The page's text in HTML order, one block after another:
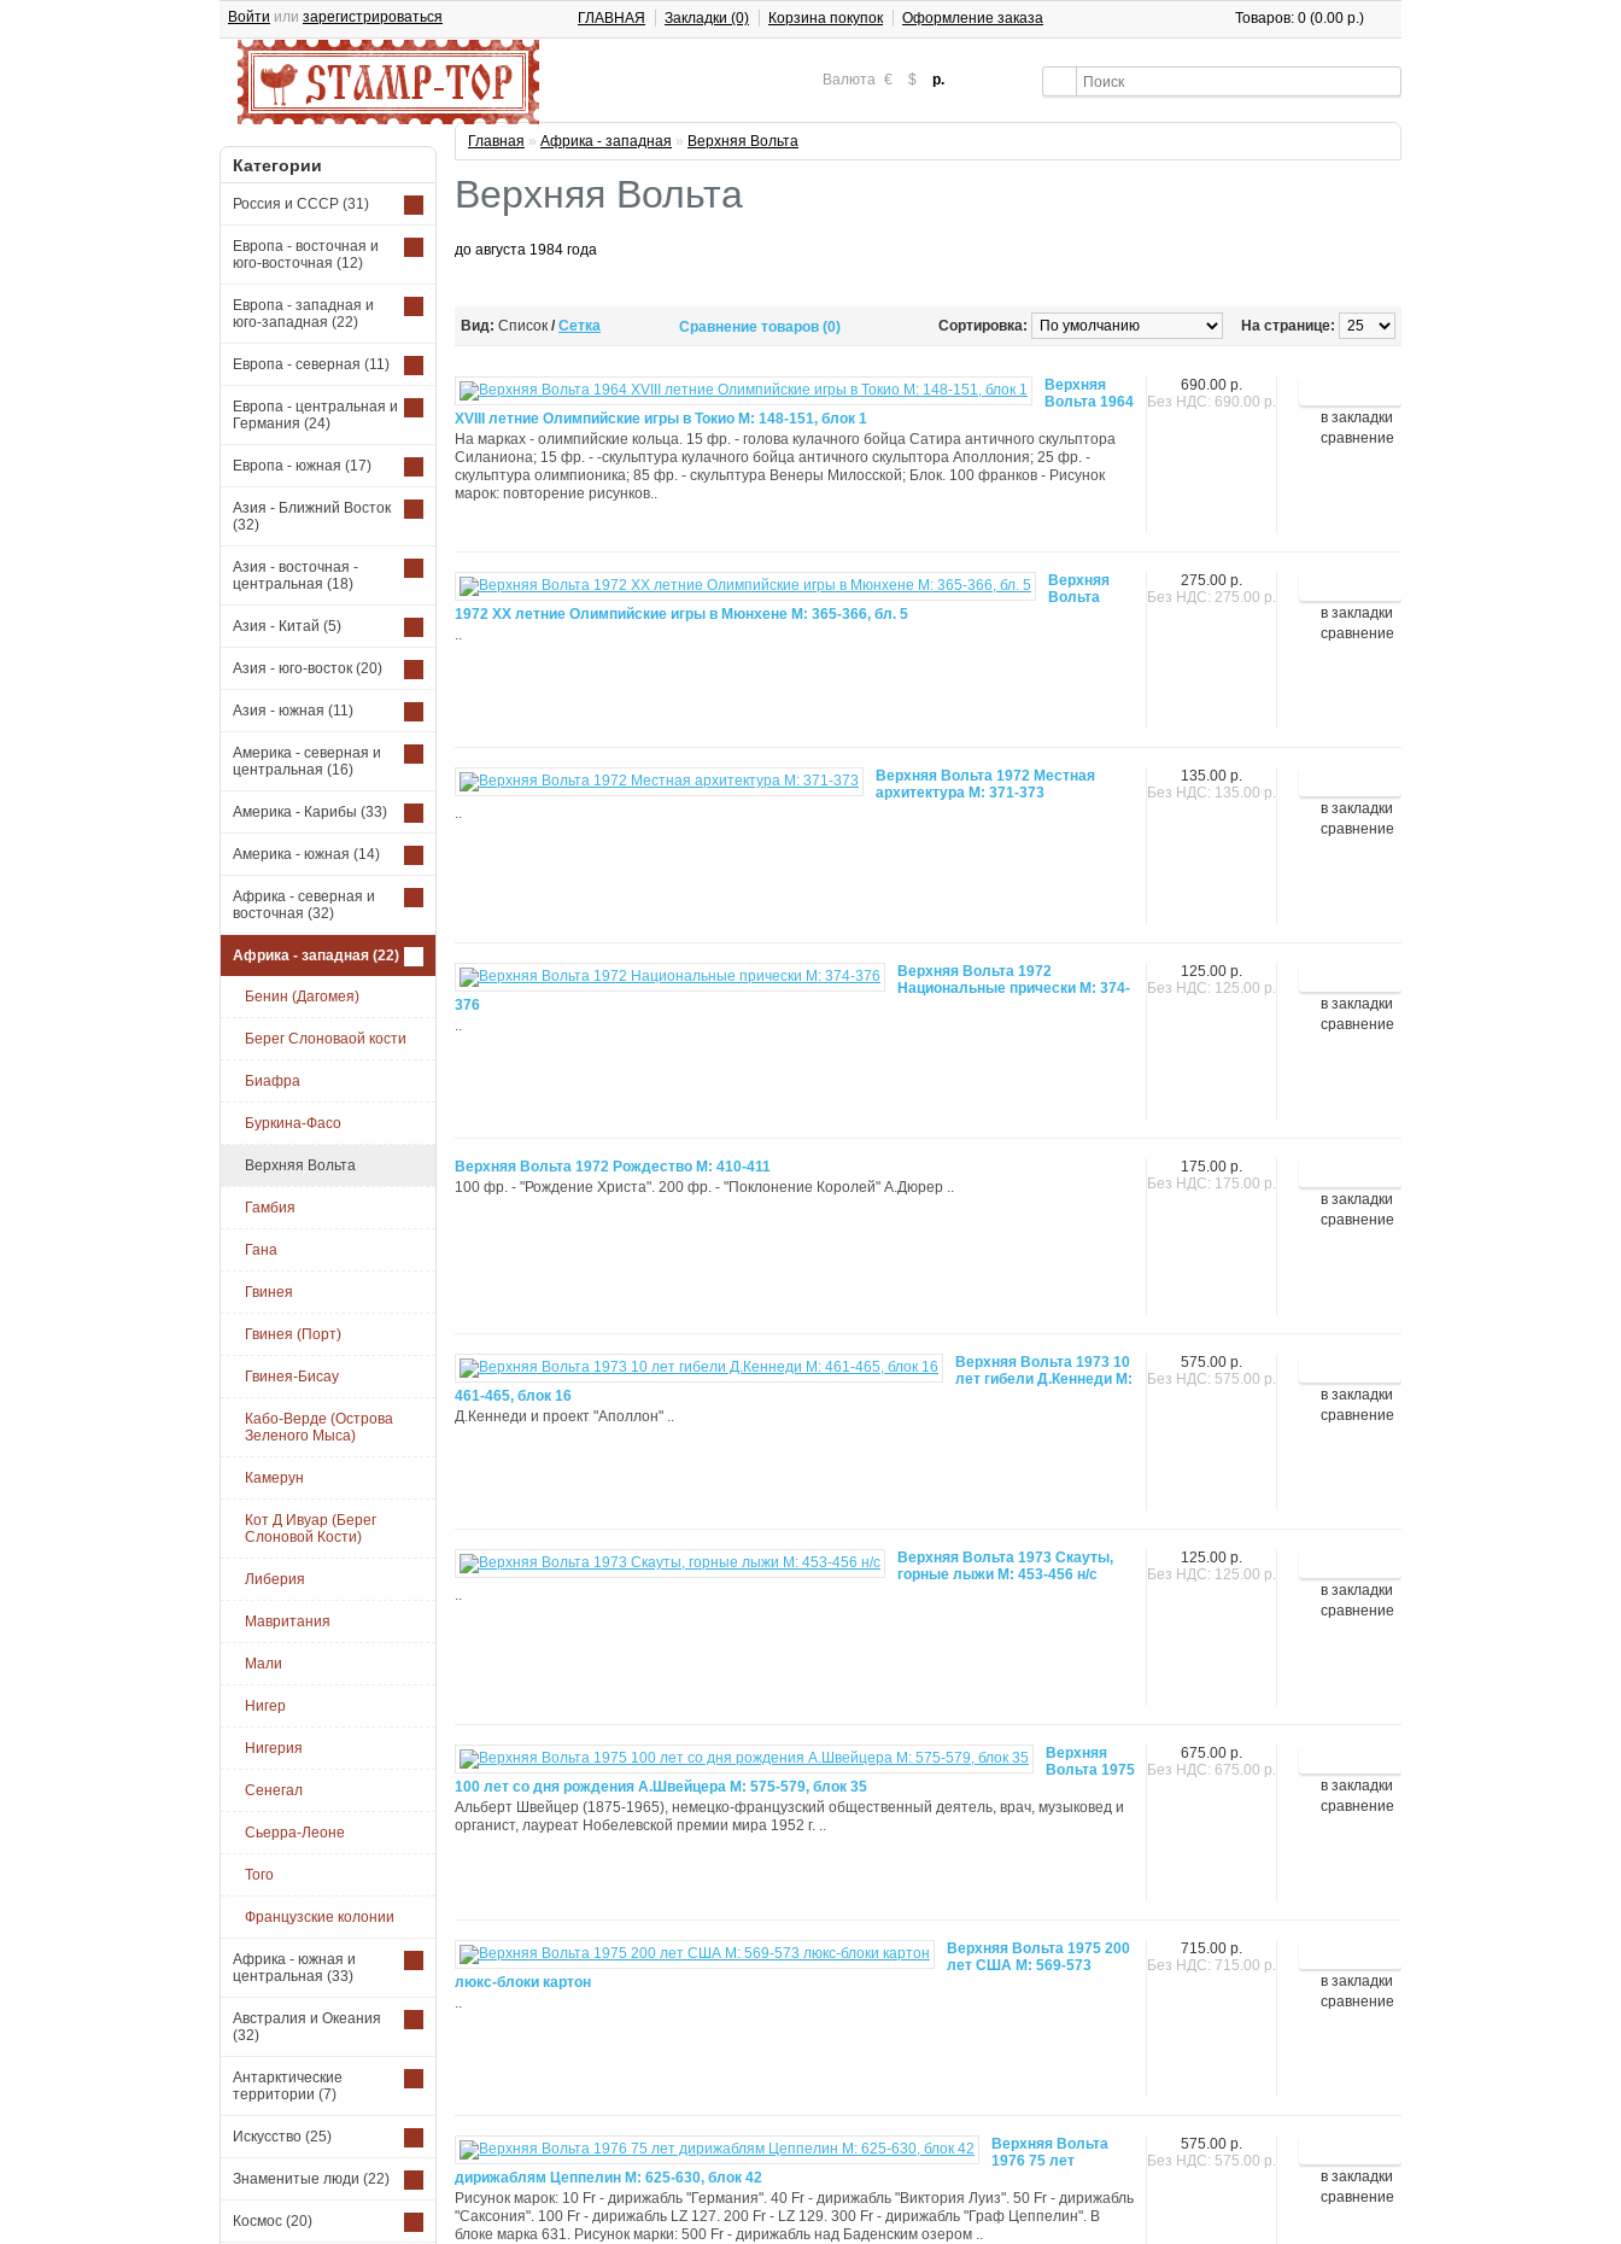
Валюта € $ р.
Товаров: 0 (0.00 р.)
Войти или зарегистрироваться ГЛАВНАЯ Закладки (0) Корзина покупок Оформление заказа
Категории
Россия и СССР (31)
Европа - восточная и
юго-восточная (12)
Европа - западная и
юго-западная (22)
Европа - северная (11)
Европа - центральная и
Германия (24)
Европа - южная (17)
Азия - Ближний Восток
(32)
Азия - восточная -
центральная (18)
Азия - Китай (5)
Азия - юго-восток (20)
Азия - южная (11)
Америка - северная и
центральная (16)
Америка - Карибы (33)
Америка - южная (14)
Африка - северная и
восточная (32)
Африка - западная (22)
Бенин (Дагомея)
Берег Слоноваой кости
Биафра
Буркина-Фасо
Верхняя Вольта
Гамбия
Гана
Гвинея
Гвинея (Порт)
Гвинея-Бисау
Кабо-Верде (Острова
Зеленого Мыса)
Камерун
Кот Д Ивуар (Берег
Слоновой Кости)
Либерия
Мавритания
Мали
Нигер
Нигерия
Сенегал
Сьерра-Леоне
Того
Французские колонии
Африка - южная и
центральная (33)
Австралия и Океания
(32)
Антарктические
территории (7)
Искусство (25)
Знаменитые люди (22)
Космос (20)
Главная » Африка - западная » Верхняя Вольта
Верхняя Вольта
до августа 1984 года
Вид: Список / Сетка На странице:
Сравнение товаров (0) Сортировка:
в закладки
сравнение
690.00 р.
Без НДС: 690.00 р.
Верхняя
Вольта 1964
XVIII летние Олимпийские игры в Токио М: 148-151, блок 1
На марках - олимпийские кольца. 15 фр. - голова кулачного бойца Сатира античного скульптора
Силаниона; 15 фр. - -скульптура кулачного бойца античного скульптора Аполлония; 25 фр. -
скульптура олимпионика; 85 фр. - скульптура Венеры Милосской; Блок. 100 франков - Рисунок
марок: повторение рисунков..
в закладки
сравнение
275.00 р.
Без НДС: 275.00 р.
Верхняя
Вольта
1972 XX летние Олимпийские игры в Мюнхене М: 365-366, бл. 5
..
в закладки
сравнение
135.00 р.
Без НДС: 135.00 р.
Верхняя Вольта 1972 Местная
архитектура М: 371-373
..
в закладки
сравнение
125.00 р.
Без НДС: 125.00 р.
Верхняя Вольта 1972
Национальные прически М: 374-
376
..
в закладки
сравнение
175.00 р.
Без НДС: 175.00 р.
Верхняя Вольта 1972 Рождество М: 410-411
100 фр. - "Рождение Христа". 200 фр. - "Поклонение Королей" А.Дюрер ..
в закладки
сравнение
575.00 р.
Без НДС: 575.00 р.
Верхняя Вольта 1973 10
лет гибели Д.Кеннеди М:
461-465, блок 16
Д.Кеннеди и проект "Аполлон" ..
в закладки
сравнение
125.00 р.
Без НДС: 125.00 р.
Верхняя Вольта 1973 Скауты,
горные лыжи М: 453-456 н/с
..
в закладки
сравнение
675.00 р.
Без НДС: 675.00 р.
Верхняя
Вольта 1975
100 лет со дня рождения А.Швейцера М: 575-579, блок 35
Альберт Швейцер (1875-1965), немецко-французский общественный деятель, врач, музыковед и
органист, лауреат Нобелевской премии мира 1952 г. ..
в закладки
сравнение
715.00 р.
Без НДС: 715.00 р.
Верхняя Вольта 1975 200
лет США М: 569-573
люкс-блоки картон
..
в закладки
сравнение
575.00 р.
Без НДС: 575.00 р.
Верхняя Вольта
1976 75 лет
дирижаблям Цеппелин М: 625-630, блок 42
Рисунок марок: 10 Fr - дирижабль "Германия". 40 Fr - дирижабль "Виктория Луиз". 50 Fr - дирижабль
"Саксония". 100 Fr - дирижабль LZ 127. 200 Fr - LZ 129. 300 Fr - дирижабль "Граф Цеппелин". В
блоке марка 631. Рисунок марки: 500 Fr - дирижабль над Баденским озером ..